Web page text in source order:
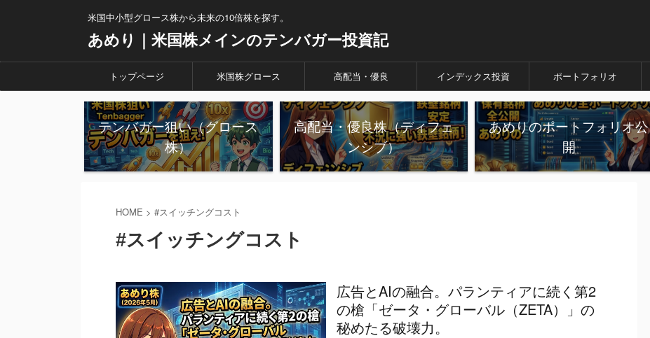
米国中小型グロース株から未来の10倍株を探す。
あめり｜米国株メインのテンバガー投資記
トップページ 米国株グロース 高配当・優良 インデックス投資 ポートフォリオ
テンバガー狙い（グロース
株）
高配当・優良株（ディフェ
ンシブ）
あめりのポートフォリオ公
開
HOME > #スイッチングコスト
#スイッチングコスト
広告とAIの融合。パランティアに続く第2
の槍「ゼータ・グローバル（ZETA）」の
秘めたる破壊力。